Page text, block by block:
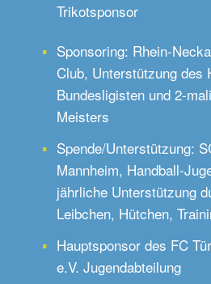
Trikotsponsor
Sponsoring: Rhein-
Club, Unterstützung des
Bundesligisten und 2-
Meisters
Spende/Unterstützung:
Mannheim, Handball-
jährliche Unterstützung
Leibchen, Hütchen,
Hauptsponsor des FC
e.V. Jugendabteilung